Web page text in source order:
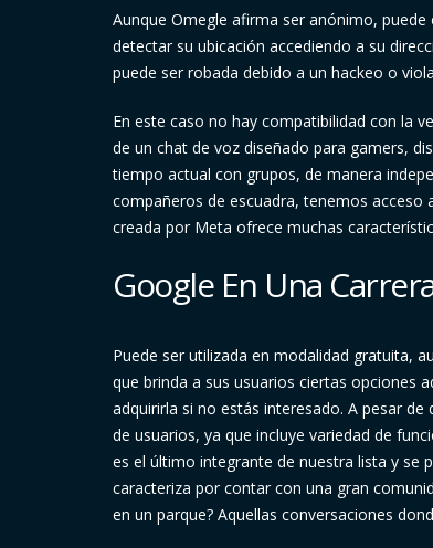
Aunque Omegle afirma ser anónimo,
detectar su ubicación accediendo a su
puede ser robada debido a un hackeo o
En este caso no hay compatibilidad con la
de un chat de voz diseñado para gamers,
tiempo actual con grupos, de manera
compañeros de escuadra, tenemos acceso
creada por Meta ofrece muchas
Google En Una
Puede ser utilizada en modalidad gratuita,
que brinda a sus usuarios ciertas opciones
adquirirla si no estás interesado. A pesar
de usuarios, ya que incluye variedad de
es el último integrante de nuestra lista y se
caracteriza por contar con una gran
en un parque? Aquellas conversaciones